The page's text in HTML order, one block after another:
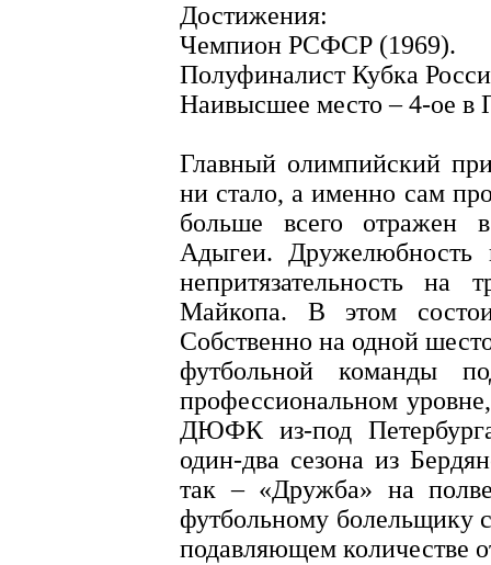
Достижения:
Чемпион РСФСР (1969).
Полуфиналист Кубка
Наивысшее место – 4-ое в
Главный олимпийский
ни стало, а именно сам
больше всего отражен
Адыгеи. Дружелюбность
непритязательность на
Майкопа. В этом
Собственно на одной
футбольной команды
профессиональном
ДЮФК из-под
один-два сезона из
так – «Дружба» на
футбольному болельщику
подавляющем количестве